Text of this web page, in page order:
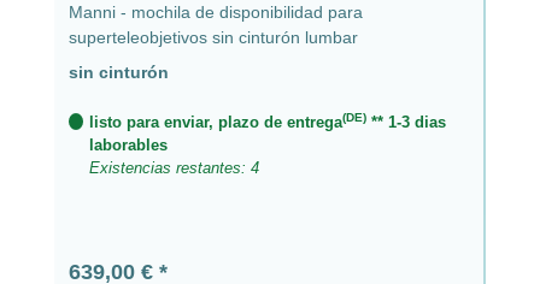
Manni - mochila de disponibilidad para
superteleobjetivos sin cinturón lumbar
sin cinturón
listo para enviar, plazo de entrega(DE) ** 1-3 dias
laborables
Existencias restantes: 4
Precio normal:
639,00 €